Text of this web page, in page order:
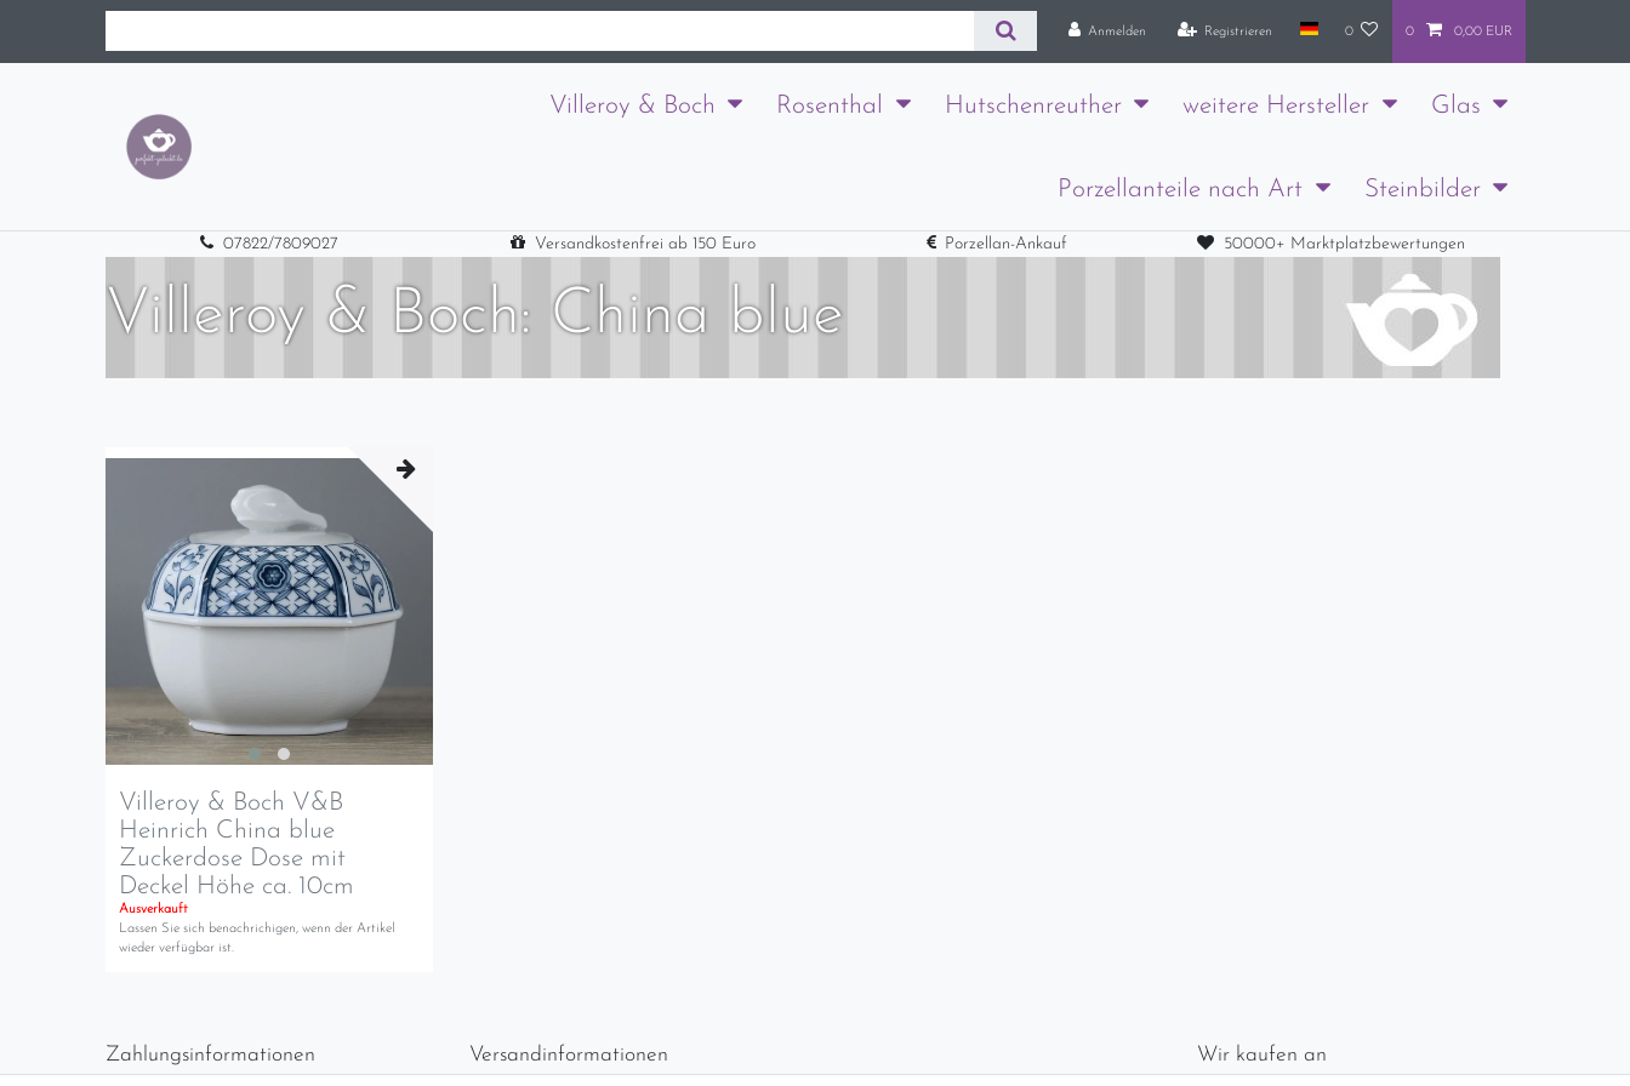
Anmelden Registrieren 0 0 0,00 EUR
Villeroy & Boch Rosenthal Hutschenreuther weitere Hersteller Glas
Porzellanteile nach Art Steinbilder
07822/7809027 Versandkostenfrei ab 150 Euro Porzellan-Ankauf 50000+ Marktplatzbewertungen
Villeroy & Boch: China blue
Villeroy & Boch V&B
Heinrich China blue
Zuckerdose Dose mit
Deckel Höhe ca. 10cm
Ausverkauft
Lassen Sie sich benachrichigen, wenn der Artikel
wieder verfügbar ist.
Zahlungsinformationen Versandinformationen Wir kaufen an